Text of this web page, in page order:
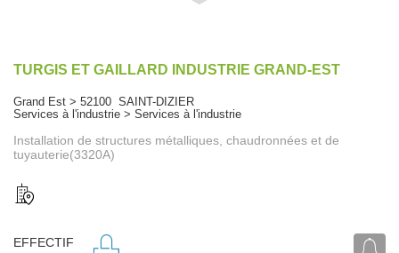
TURGIS ET GAILLARD INDUSTRIE GRAND-EST
Grand Est > 52100 SAINT-DIZIER
Services à l'industrie > Services à l'industrie
Installation de structures métalliques, chaudronnées et de
tuyauterie(3320A)
EFFECTIF